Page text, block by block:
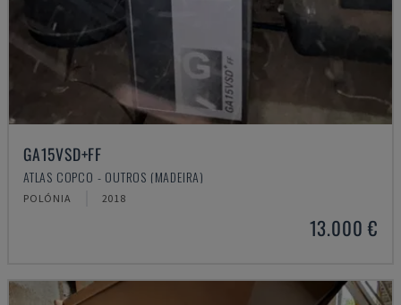
GA15VSD+FF
ATLAS COPCO - OUTROS (MADEIRA)
POLÓNIA 2018
13.000 €